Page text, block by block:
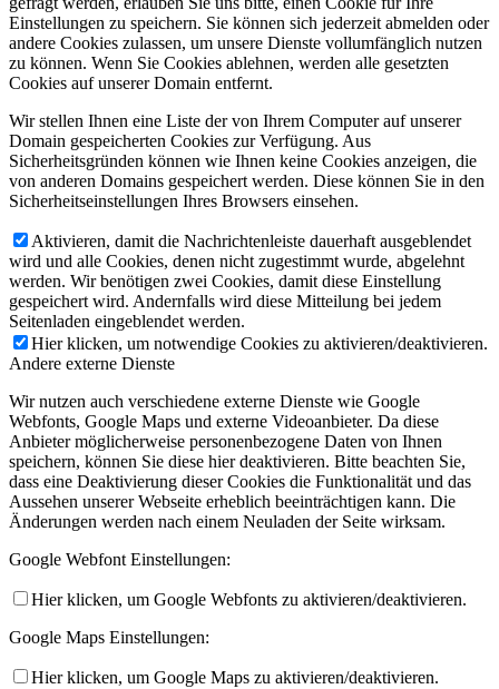
Einstellungen zu speichern. Sie können sich jederzeit abmelden oder
andere Cookies zulassen, um unsere Dienste vollumfänglich nutzen
zu können. Wenn Sie Cookies ablehnen, werden alle gesetzten
Cookies auf unserer Domain entfernt.
Wir stellen Ihnen eine Liste der von Ihrem Computer auf unserer
Domain gespeicherten Cookies zur Verfügung. Aus
Sicherheitsgründen können wie Ihnen keine Cookies anzeigen, die
von anderen Domains gespeichert werden. Diese können Sie in den
Sicherheitseinstellungen Ihres Browsers einsehen.
Aktivieren, damit die Nachrichtenleiste dauerhaft ausgeblendet
wird und alle Cookies, denen nicht zugestimmt wurde, abgelehnt
werden. Wir benötigen zwei Cookies, damit diese Einstellung
gespeichert wird. Andernfalls wird diese Mitteilung bei jedem
Seitenladen eingeblendet werden.
Hier klicken, um notwendige Cookies zu aktivieren/deaktivieren.
Andere externe Dienste
Wir nutzen auch verschiedene externe Dienste wie Google
Webfonts, Google Maps und externe Videoanbieter. Da diese
Anbieter möglicherweise personenbezogene Daten von Ihnen
speichern, können Sie diese hier deaktivieren. Bitte beachten Sie,
dass eine Deaktivierung dieser Cookies die Funktionalität und das
Aussehen unserer Webseite erheblich beeinträchtigen kann. Die
Änderungen werden nach einem Neuladen der Seite wirksam.
Google Webfont Einstellungen:
Hier klicken, um Google Webfonts zu aktivieren/deaktivieren.
Google Maps Einstellungen:
Hier klicken, um Google Maps zu aktivieren/deaktivieren.